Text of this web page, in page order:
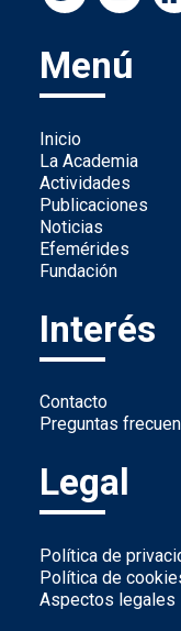
Menú
Inicio
La Academia
Actividades
Publicaciones
Noticias
Efemérides
Fundación
Interés
Contacto
Preguntas
Legal
Política de
Política de
Aspectos legales